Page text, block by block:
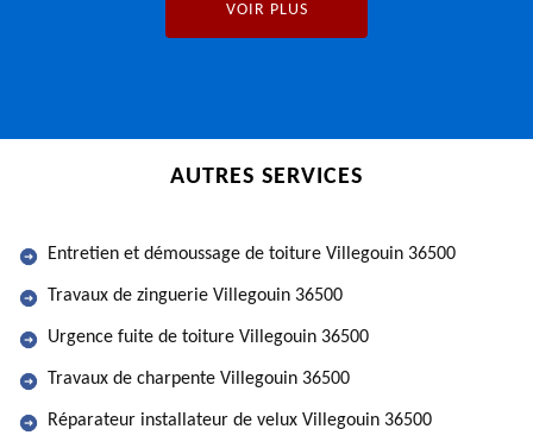
VOIR PLUS
AUTRES SERVICES
Entretien et démoussage de toiture Villegouin 36500
Travaux de zinguerie Villegouin 36500
Urgence fuite de toiture Villegouin 36500
Travaux de charpente Villegouin 36500
Réparateur installateur de velux Villegouin 36500